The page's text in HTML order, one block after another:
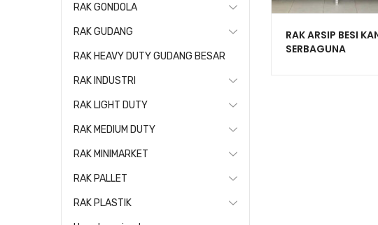
RAK ARSIP BESI
SERBAGUNA
RAK GONDOLA
RAK GUDANG
RAK HEAVY DUTY GUDANG BESAR
RAK INDUSTRI
RAK LIGHT DUTY
RAK MEDIUM DUTY
RAK MINIMARKET
RAK PALLET
RAK PLASTIK